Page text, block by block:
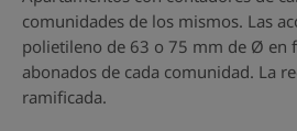
comunidades de los mismos. Las
polietileno de 63 o 75 mm de Ø en
abonados de cada comunidad. La
ramificada.